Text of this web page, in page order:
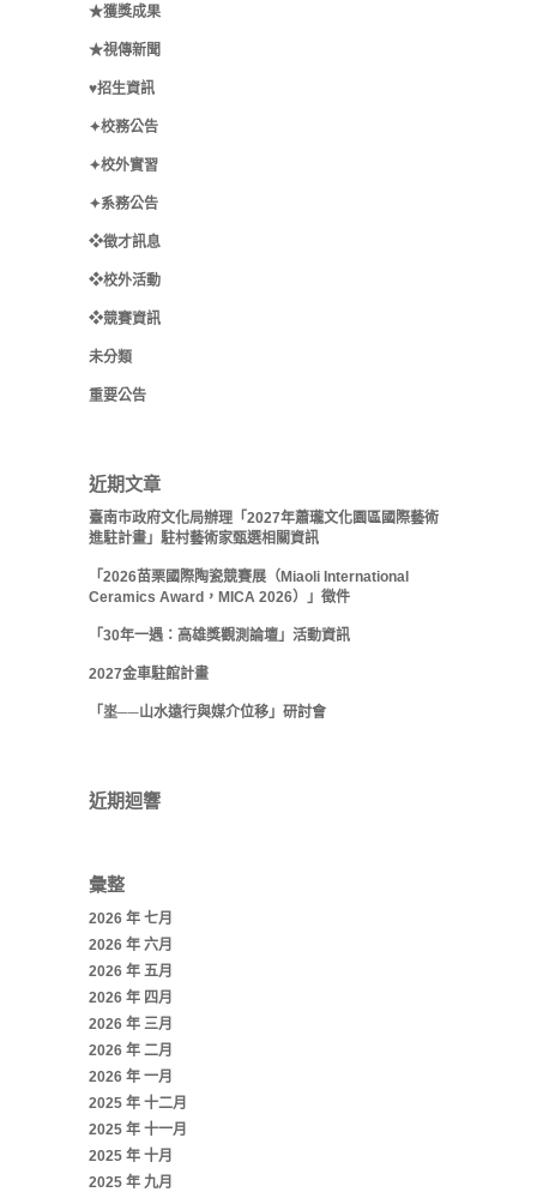
★獲獎成果
★視傳新聞
♥招生資訊
✦校務公告
✦校外實習
✦系務公告
❖徵才訊息
❖校外活動
❖競賽資訊
未分類
重要公告
近期文章
臺南市政府文化局辦理「2027年蕭瓏文化園區國際藝術
進駐計畫」駐村藝術家甄選相關資訊
「2026苗栗國際陶瓷競賽展（Miaoli International
Ceramics Award，MICA 2026）」徵件
「30年一遇：高雄獎觀測論壇」活動資訊
2027金車駐館計畫
「埊──山水遠行與媒介位移」研討會
近期迴響
彙整
2026 年 七月
2026 年 六月
2026 年 五月
2026 年 四月
2026 年 三月
2026 年 二月
2026 年 一月
2025 年 十二月
2025 年 十一月
2025 年 十月
2025 年 九月